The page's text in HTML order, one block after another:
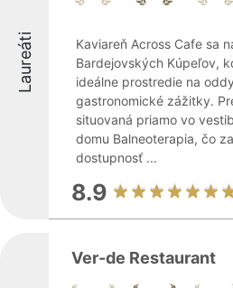
Laureáti
Kaviareň Across Cafe sa
Bardejovských Kúpeľov,
ideálne prostredie na
gastronomické zážitky.
situovaná priamo vo
domu Balneoterapia, čo
dostupnosť ...
8.9
Ver-de Restaurant